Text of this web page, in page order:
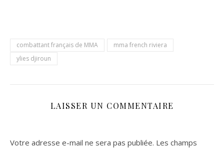
combattant français de MMA
mma french riviera
ylies djiroun
LAISSER UN COMMENTAIRE
Votre adresse e-mail ne sera pas publiée. Les champs